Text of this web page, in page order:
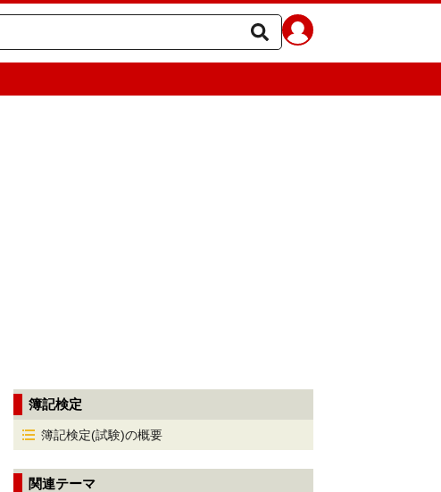
簿記検定
簿記検定(試験)の概要
関連テーマ